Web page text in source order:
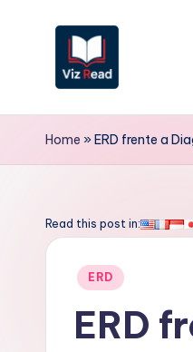
V
iz
e
Home »ERD frente a
Read this post in:
Publicado
ERD
ERD